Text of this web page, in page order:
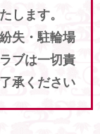
します。
失・駐輪場
ブは一切責
承ください